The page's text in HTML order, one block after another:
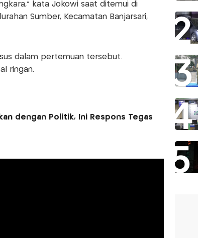
kata Jokowi saat ditemui di
Sumber, Kecamatan Banjarsari,
dalam pertemuan tersebut.
ringan.
dengan Politik, Ini Respons Tegas